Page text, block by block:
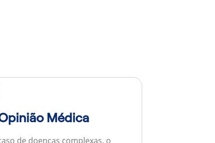
Médica
de doenças complexas, o